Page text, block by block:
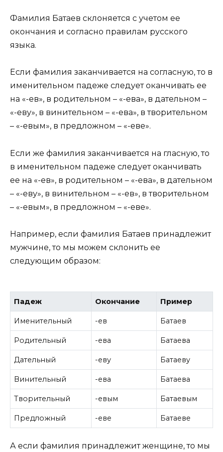
Фамилия Батаев склоняется с учетом ее
окончания и согласно правилам русского
языка.
Если фамилия заканчивается на согласную, то в
именительном падеже следует оканчивать ее
на «-ев», в родительном – «-ева», в дательном –
«-еву», в винительном – «-ева», в творительном
– «-евым», в предложном – «-еве».
Если же фамилия заканчивается на гласную, то
в именительном падеже следует оканчивать
ее на «-ев», в родительном – «-ева», в дательном
– «-еву», в винительном – «-ев», в творительном
– «-евым», в предложном – «-еве».
Например, если фамилия Батаев принадлежит
мужчине, то мы можем склонить ее
следующим образом:
Падеж Окончание Пример
Именительный -ев Батаев
Родительный -ева Батаева
Дательный -еву Батаеву
Винительный -ева Батаева
Творительный -евым Батаевым
Предложный -еве Батаеве
А если фамилия принадлежит женщине, то мы